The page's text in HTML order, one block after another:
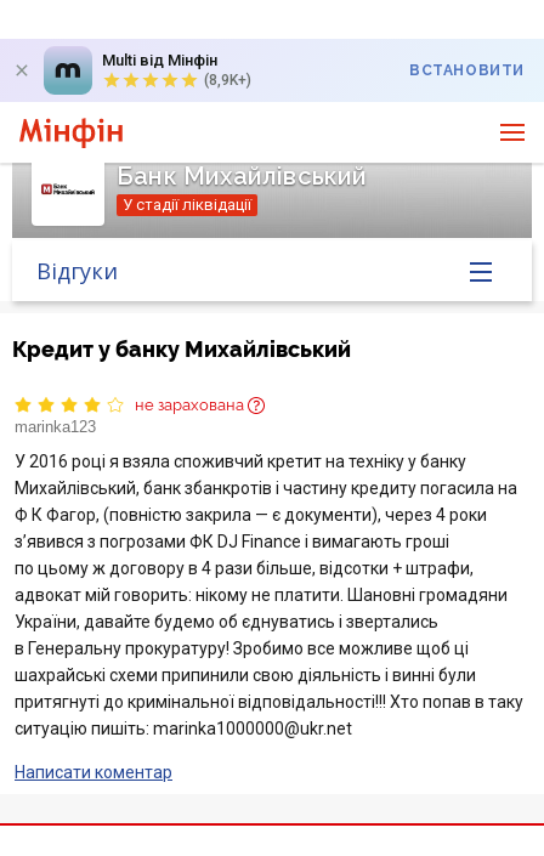
Multi від Мінфін
(8,9K+)
ВСТАНОВИТИ
Банк Михайлівський
У стадії ліквідації
Банк у новинах
Курс валют у банку
Питання банку
Відгуки
Відгуки
Кредити для бізнеса
Картки
Акції
Счета для бизнеса
Кредит у банку Михайлівський
не зарахована
marinka123
У 2016 році я взяла споживчий кретит на техніку у банку
Михайлівський, банк збанкротів і частину кредиту погасила на
Ф К Фагор, (повністю закрила — є документи), через 4 роки
з’явився з погрозами ФК DJ Finance і вимагають гроші
по цьому ж договору в 4 рази більше, відсотки + штрафи,
адвокат мій говорить: нікому не платити. Шановні громадяни
України, давайте будемо об єднуватись і звертались
в Генеральну прокуратуру! Зробимо все можливе щоб ці
шахрайські схеми припинили свою діяльність і винні були
притягнуті до кримінальної відповідальності!!! Хто попав в таку
ситуацію пишіть: marinka1000000@ukr.net
Написати коментар